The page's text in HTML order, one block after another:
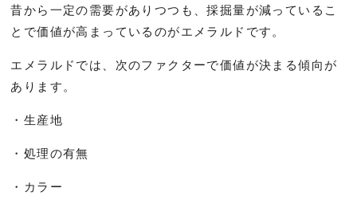
昔から一定の需要がありつつも、採掘量が減っているこ
とで価値が高まっているのがエメラルドです。
エメラルドでは、次のファクターで価値が決まる傾向が
あります。
・生産地
・処理の有無
・カラー